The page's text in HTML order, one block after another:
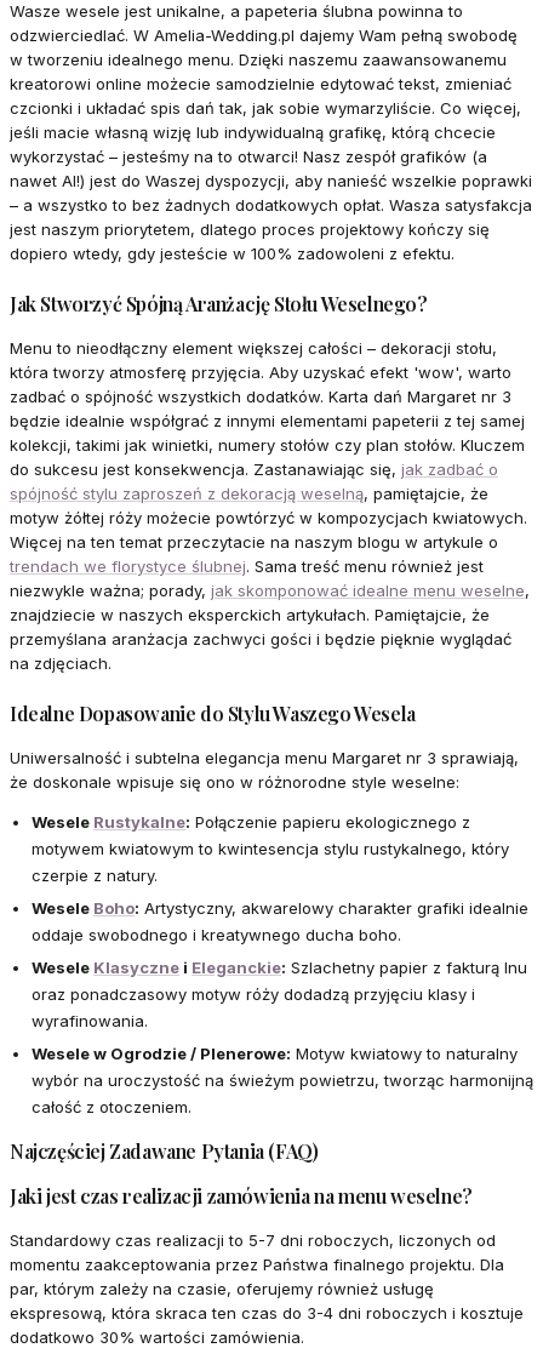
Wasze wesele jest unikalne, a papeteria ślubna powinna to
odzwierciedlać. W Amelia-Wedding.pl dajemy Wam pełną swobodę
w tworzeniu idealnego menu. Dzięki naszemu zaawansowanemu
kreatorowi online możecie samodzielnie edytować tekst, zmieniać
czcionki i układać spis dań tak, jak sobie wymarzyliście. Co więcej,
jeśli macie własną wizję lub indywidualną grafikę, którą chcecie
wykorzystać – jesteśmy na to otwarci! Nasz zespół grafików (a
nawet AI!) jest do Waszej dyspozycji, aby nanieść wszelkie poprawki
– a wszystko to bez żadnych dodatkowych opłat. Wasza satysfakcja
jest naszym priorytetem, dlatego proces projektowy kończy się
dopiero wtedy, gdy jesteście w 100% zadowoleni z efektu.
Jak Stworzyć Spójną Aranżację Stołu Weselnego?
Menu to nieodłączny element większej całości – dekoracji stołu,
która tworzy atmosferę przyjęcia. Aby uzyskać efekt 'wow', warto
zadbać o spójność wszystkich dodatków. Karta dań Margaret nr 3
będzie idealnie współgrać z innymi elementami papeterii z tej samej
kolekcji, takimi jak winietki, numery stołów czy plan stołów. Kluczem
do sukcesu jest konsekwencja. Zastanawiając się, jak zadbać o
spójność stylu zaproszeń z dekoracją weselną, pamiętajcie, że
motyw żółtej róży możecie powtórzyć w kompozycjach kwiatowych.
Więcej na ten temat przeczytacie na naszym blogu w artykule o
trendach we florystyce ślubnej. Sama treść menu również jest
niezwykle ważna; porady, jak skomponować idealne menu weselne,
znajdziecie w naszych eksperckich artykułach. Pamiętajcie, że
przemyślana aranżacja zachwyci gości i będzie pięknie wyglądać
na zdjęciach.
Idealne Dopasowanie do Stylu Waszego Wesela
Uniwersalność i subtelna elegancja menu Margaret nr 3 sprawiają,
że doskonale wpisuje się ono w różnorodne style weselne:
Wesele Rustykalne: Połączenie papieru ekologicznego z
motywem kwiatowym to kwintesencja stylu rustykalnego, który
czerpie z natury.
Wesele Boho: Artystyczny, akwarelowy charakter grafiki idealnie
oddaje swobodnego i kreatywnego ducha boho.
Wesele Klasyczne i Eleganckie: Szlachetny papier z fakturą lnu
oraz ponadczasowy motyw róży dodadzą przyjęciu klasy i
wyrafinowania.
Wesele w Ogrodzie / Plenerowe: Motyw kwiatowy to naturalny
wybór na uroczystość na świeżym powietrzu, tworząc harmonijną
całość z otoczeniem.
Najczęściej Zadawane Pytania (FAQ)
Jaki jest czas realizacji zamówienia na menu weselne?
Standardowy czas realizacji to 5-7 dni roboczych, liczonych od
momentu zaakceptowania przez Państwa finalnego projektu. Dla
par, którym zależy na czasie, oferujemy również usługę
ekspresową, która skraca ten czas do 3-4 dni roboczych i kosztuje
dodatkowo 30% wartości zamówienia.